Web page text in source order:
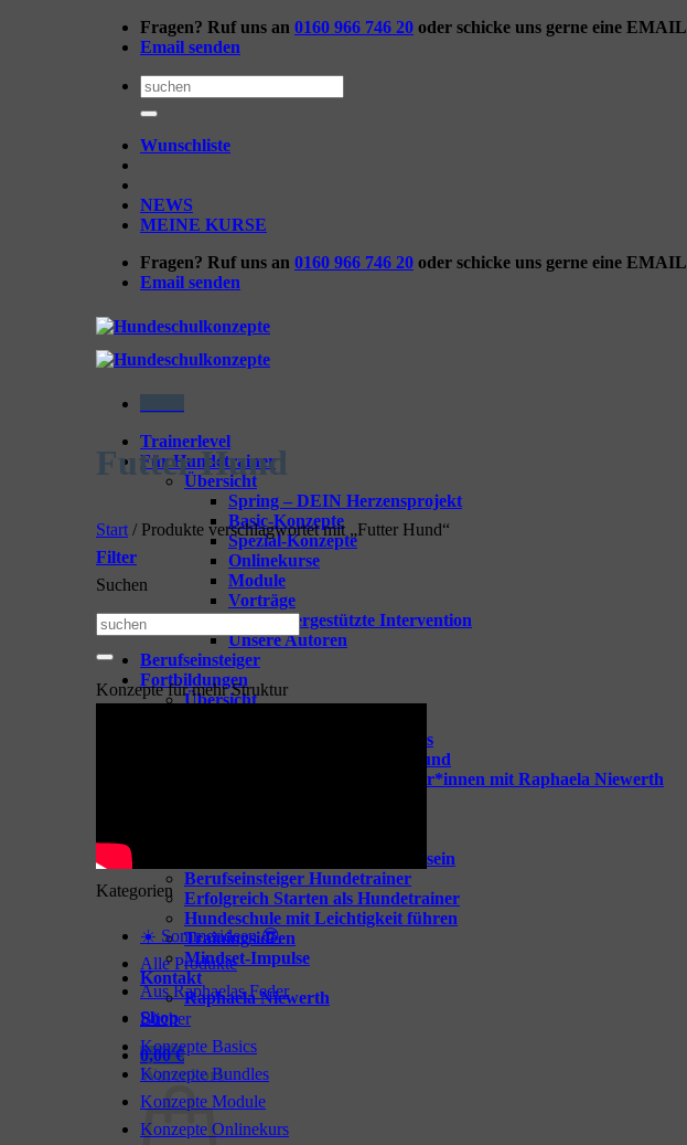
Fragen? Ruf uns an 0160 966 746 20 oder schicke uns gerne eine EMAIL
Email senden
Suchen
nach:
Wunschliste
NEWS
MEINE KURSE
Fragen? Ruf uns an 0160 966 746 20 oder schicke uns gerne eine EMAIL
Email senden
Trainerlevel
Für Hundetrainer
Übersicht
Spring – DEIN Herzensprojekt
Basic-Konzepte
Spezial-Konzepte
Onlinekurse
Module
Vorträge
TGI – Tiergestützte Intervention
Unsere Autoren
Berufseinsteiger
Fortbildungen
Übersicht
Webinare für dein Business
Webinare rund um den Hund
Coaching für Hundetrainer*innen mit Raphaela Niewerth
Vorbereitung aufs Hundetrainersein
Berufseinsteiger Hundetrainer
Erfolgreich Starten als Hundetrainer
Hundeschule mit Leichtigkeit führen
Trainingsideen
Mindset-Impulse
Kontakt
Raphaela Niewerth
Shop
0,00€
Warenkorb
Futter Hund
Start / Produkte verschlagwortet mit „Futter Hund“
Filter
Suchen
Suchen
nach:
Konzepte für mehr Struktur
Kategorien
☀️ Sommerideen 😎
Alle Produkte
Aus Raphaelas Feder
Bücher
Konzepte Basics
Konzepte Bundles
Konzepte Module
Konzepte Onlinekurs